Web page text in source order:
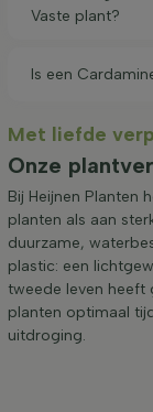
Vaste plant?
Is een
Met liefde
Onze
Bij Heijnen Planten
planten als aan
duurzame,
plastic: een
tweede leven heeft
planten optimaal
uitdroging.